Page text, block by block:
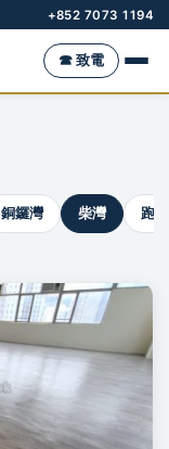
+852 7073 1194
☎ 致電
銅鑼灣 柴灣 跑